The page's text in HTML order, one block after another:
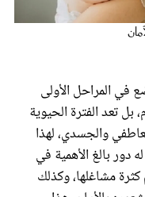
في المراحل الأولى
تعد الفترة الحيوية
والجسدي، لهذا
دور بالغ الأهمية في
مشاغلها، وكذلك